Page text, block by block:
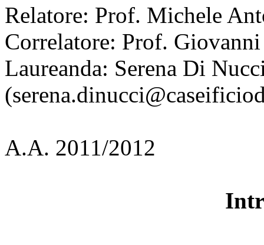
Relatore: Prof. Michele
Correlatore: Prof.
Laureanda: Serena Di
A.A. 2011/2012